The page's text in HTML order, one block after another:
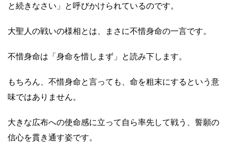
と続きなさい」と呼びかけられているのです。
大聖人の戦いの様相とは、まさに不惜身命の一言です。
不惜身命は「身命を惜しまず」と読み下します。
もちろん、不惜身命と言っても、命を粗末にするという意
味ではありません。
大きな広布への使命感に立って自ら率先して戦う、誓願の
信心を貫き通す姿です。